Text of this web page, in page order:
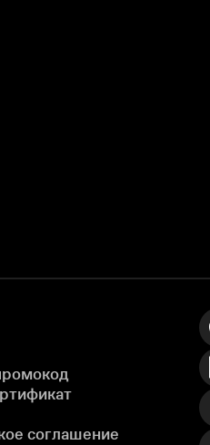
соглашение